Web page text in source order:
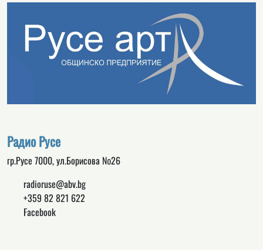
Радио Русе
гр.Русе 7000, ул.Борисова №26
radioruse@abv.bg
+359 82 821 622
Facebook